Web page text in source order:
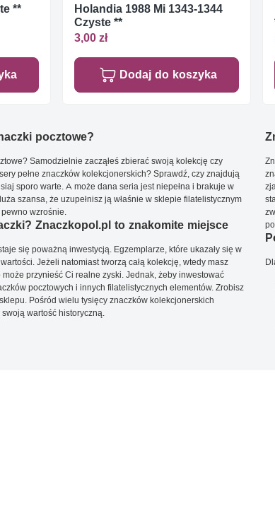
**
Holandia 1988 Mi 1343-1344
Czyste **
3,00 zł
Dodaj do koszyka
pocztowe?
Samodzielnie zacząłeś zbierać swoją kolekcję czy
pełne znaczków kolekcjonerskich? Sprawdź, czy znajdują
sporo warte. A może dana seria jest niepełna i brakuje w
szansa, że uzupełnisz ją właśnie w sklepie filatelistycznym
wzrośnie.
Znaczkopol.pl to znakomite miejsce
się poważną inwestycją. Egzemplarze, które ukazały się w
Jeżeli natomiast tworzą całą kolekcję, wtedy masz
przynieść Ci realne zyski. Jednak, żeby inwestować
pocztowych i innych filatelistycznych elementów. Zrobisz
Pośród wielu tysięcy znaczków kolekcjonerskich
wartość historyczną.